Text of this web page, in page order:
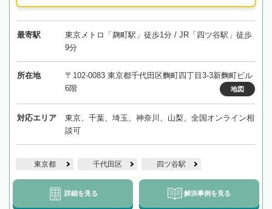
最寄駅
東京メトロ「麹町駅」徒歩1分 / JR「四ツ谷駅」徒歩
9分
所在地
〒102-0083 東京都千代田区麴町四丁目3-3新麴町ビル
6階
地図
対応エリア
東京、千葉、埼玉、神奈川、山梨、全国オンライン相
談可
東京都 千代田区 四ツ谷駅
詳細を見る 解決事例を見る